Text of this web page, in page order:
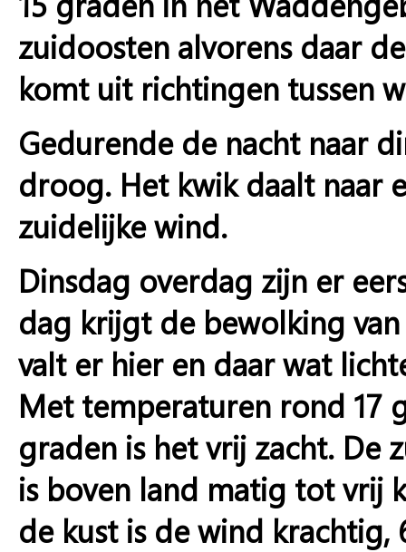
zuidoosten alvorens daar
komt uit richtingen tussen
Gedurende de nacht naar
droog. Het kwik daalt naar
zuidelijke wind.
Dinsdag overdag zijn er
dag krijgt de bewolking
valt er hier en daar wat
Met temperaturen rond 17
graden is het vrij zacht. De
is boven land matig tot vrij
de kust is de wind krachtig,